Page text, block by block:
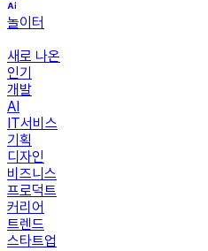
놀이터
새로 나온
인기
개발
AI
IT서비스
기획
디자인
비즈니스
프로덕트
커리어
트렌드
스타트업